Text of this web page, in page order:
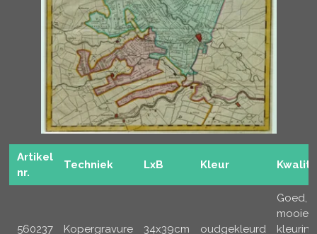
Artikel
nr.
Techniek LxB Kleur
560237 Kopergravure 34x39cm oudgekleurd
Goed,
mooie